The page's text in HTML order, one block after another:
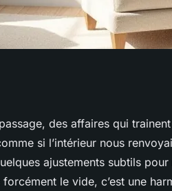
des affaires qui
si l’intérieur nous
ajustements subtils
le vide, c’est une